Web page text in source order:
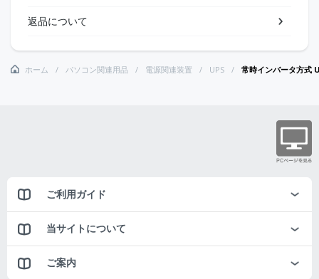
返品について
ホーム パソコン関連用品 電源関連装置 UPS 常時インバータ方式
ご利用ガイド
当サイトについて
ご案内